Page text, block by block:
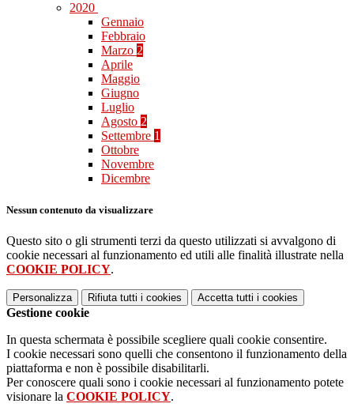
2020
Gennaio
Febbraio
Marzo 2
Aprile
Maggio
Giugno
Luglio
Agosto 2
Settembre 1
Ottobre
Novembre
Dicembre
Nessun contenuto da visualizzare
Questo sito o gli strumenti terzi da questo utilizzati si avvalgono di
cookie necessari al funzionamento ed utili alle finalità illustrate nella
COOKIE POLICY.
Personalizza Rifiuta tutti i cookies Accetta tutti i cookies
Gestione cookie
In questa schermata è possibile scegliere quali cookie consentire.
I cookie necessari sono quelli che consentono il funzionamento della
piattaforma e non è possibile disabilitarli.
Per conoscere quali sono i cookie necessari al funzionamento potete
visionare la COOKIE POLICY.